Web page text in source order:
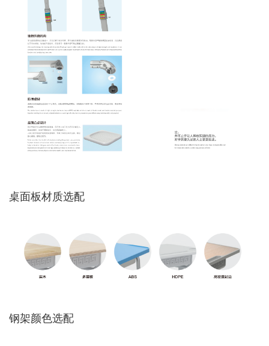
桌面板材质选配
钢架颜色选配